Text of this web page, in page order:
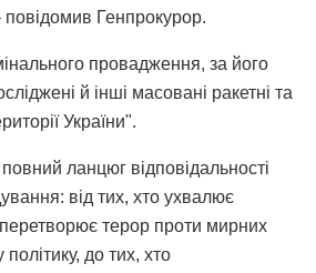
Генпрокурор.
провадження, за його
й інші масовані ракетні та
України".
ланцюг відповідальності
від тих, хто ухвалює
перетворює терор проти мирних
до тих, хто